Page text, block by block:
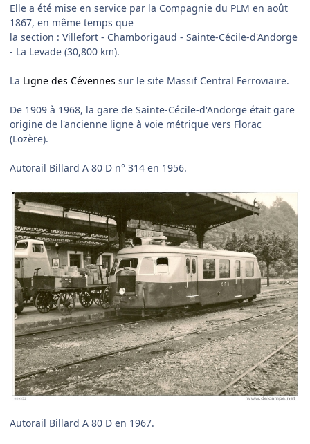
Elle a été mise en service par la Compagnie du PLM en août
1867, en même temps que
la section : Villefort - Chamborigaud - Sainte-Cécile-d'Andorge
- La Levade (30,800 km).
La Ligne des Cévennes sur le site Massif Central Ferroviaire.
De 1909 à 1968, la gare de Sainte-Cécile-d'Andorge était gare
origine de l'ancienne ligne à voie métrique vers Florac
(Lozère).
Autorail Billard A 80 D n° 314 en 1956.
Autorail Billard A 80 D en 1967.